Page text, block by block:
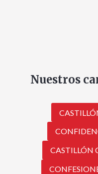
Nuestros
CASTILLÓN